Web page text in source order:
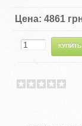
Цена:4861